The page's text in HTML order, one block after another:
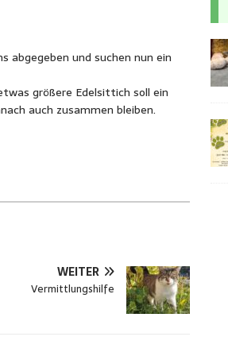
abgegeben und suchen nun ein
größere Edelsittich soll ein
auch zusammen bleiben.
WEITER
Vermittlungshilfe